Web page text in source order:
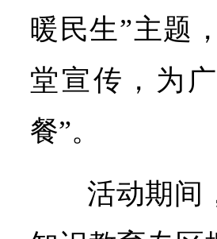
暖民生”主题
堂宣传，为
餐”。
活动期间